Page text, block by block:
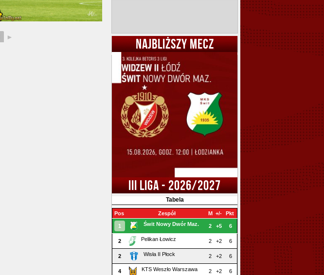
► NAJBLIŻSZY MECZ
III LIGA - 2026/2027
Tabela
Pos Zespół M +/- Pkt
1 Świt Nowy Dwór Maz. 2 +5 6
2 Pelikan Łowicz 2 +2 6
2 Wisła II Płock 2 +2 6
4 KTS Weszło Warszawa 2 +2 6